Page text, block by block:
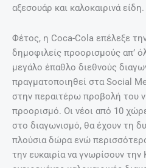
αξεσουάρ και καλοκαιρινά είδη.
Φέτος, η Coca-Cola επέλεξε
δημοφιλείς προορισμούς απ’
μεγάλο έπαθλο διεθνούς
πραγματοποιηθεί στα Social
στην περαιτέρω προβολή του
προορισμό. Οι νέοι από 10
στο διαγωνισμό, θα έχουν τη
πλούσια δώρα ενώ
την ευκαιρία να γνωρίσουν